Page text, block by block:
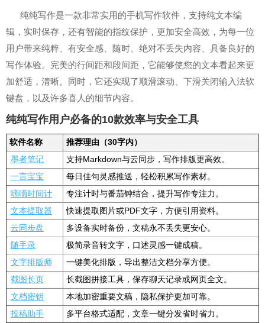
纯纯写作是一款非常实用的手机写作软件，支持纯文本编
辑，实时保存，还有智能的指纹保护，更加安全高效，为每一位
用户带来纯粹、有安全感、随时、绝对不丢失内容、具备良好的
写作体验。完美的行间距和段间距，它能够使您的文本看起来更
加舒适，清晰。同时，它还实现了顺滑滚动、下滑关闭输入法软
键盘，以及许多喜人的细节内容。
纯纯写作用户必备的10款效率与安全工具
软件名称
推荐理由（30字内）
墨者笔记
支持Markdown与云同步，写作排版更高效。
一言宝宝
每日佳句灵感推送，轻松积累写作素材。
嘀嘀时间计
专注计时与番茄钟结合，提升写作专注力。
文本提取器
快速提取图片或PDF文字，方便引用资料。
云同步盘
多设备实时备份，文稿永不丢失更安心。
随手录
极简录音转文字，口述灵感一键成稿。
文字排版师
一键美化排版，导出整洁文档分享方便。
截图长页
长截图拼接工具，保存聊天记录或网页全文。
文档密钥
本地加密重要文稿，隐私保护更加可靠。
投稿助手
多平台格式适配，文章一键分发省时省力。